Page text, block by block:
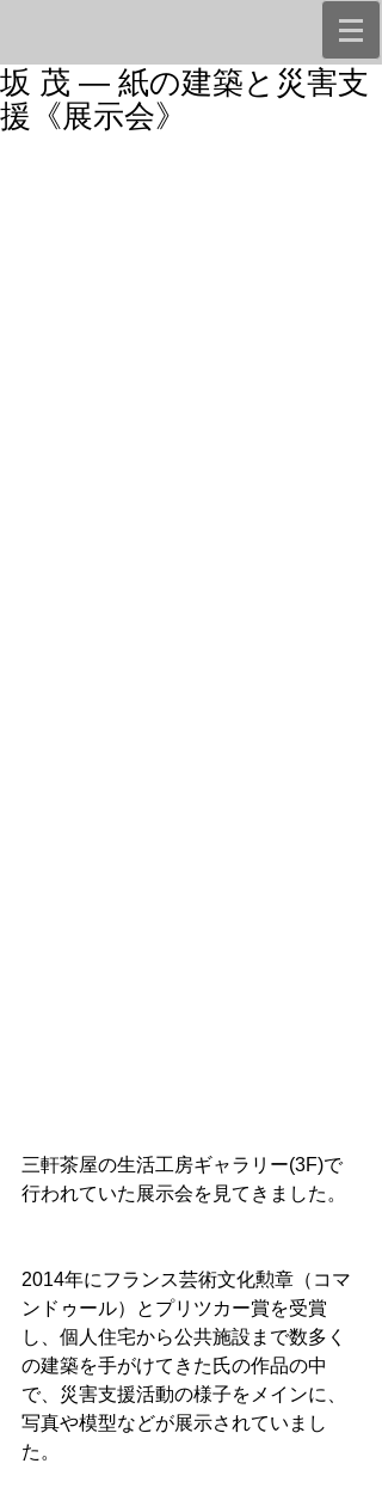
坂 茂 ― 紙の建築と災害支
援《展示会》
三軒茶屋の生活工房ギャラリー(3F)で
行われていた展示会を見てきました。
2014年にフランス芸術文化勲章（コマ
ンドゥール）とプリツカー賞を受賞
し、個人住宅から公共施設まで数多く
の建築を手がけてきた氏の作品の中
で、災害支援活動の様子をメインに、
写真や模型などが展示されていまし
た。